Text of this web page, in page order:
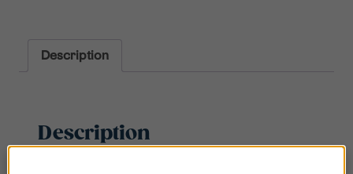
Description
Description